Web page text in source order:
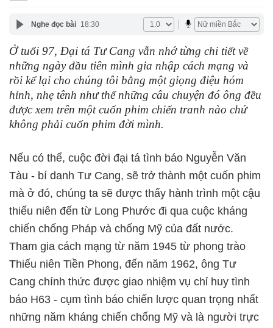
Nghe đọc bài 18:30
Ở tuổi 97, Đại tá Tư Cang vẫn nhớ từng chi tiết về
những ngày đầu tiên mình gia nhập cách mạng và
rồi kể lại cho chúng tôi bằng một giọng điệu hóm
hỉnh, nhẹ tênh như thể những câu chuyện đó ông đều
được xem trên một cuốn phim chiến tranh nào chứ
không phải cuốn phim đời mình.
Nếu có thể, cuộc đời đại tá tình báo Nguyễn Văn
Tàu - bí danh Tư Cang, sẽ trở thành một cuốn phim
mà ở đó, chúng ta sẽ được thấy hành trình một cậu
thiếu niên đến từ Long Phước đi qua cuộc kháng
chiến chống Pháp và chống Mỹ của đất nước.
Tham gia cách mạng từ năm 1945 từ phong trào
Thiếu niên Tiền Phong, đến năm 1962, ông Tư
Cang chính thức được giao nhiệm vụ chỉ huy tình
báo H63 - cụm tình báo chiến lược quan trọng nhất
những năm kháng chiến chống Mỹ và là người trực